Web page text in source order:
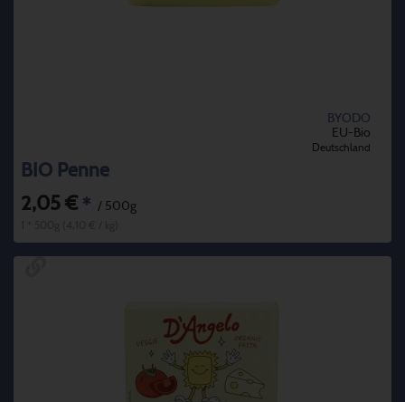
BYODO
EU-Bio
Deutschland
BIO Penne
2,05 € * / 500g